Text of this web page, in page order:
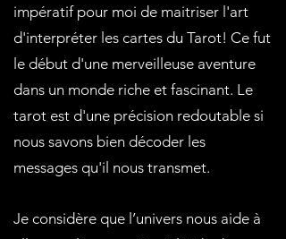
impératif pour moi de maitriser l'art
d'interpréter les cartes du Tarot! Ce fut
le début d'une merveilleuse aventure
dans un monde riche et fascinant. Le
tarot est d'une précision redoutable si
nous savons bien décoder les
messages qu'il nous transmet.
Je considère que l’univers nous aide à